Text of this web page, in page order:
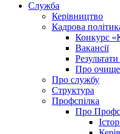
Служба
Керівництво
Кадрова
Конкурс
Вакансії
Про
Про службу
Структура
Профспілка
Про